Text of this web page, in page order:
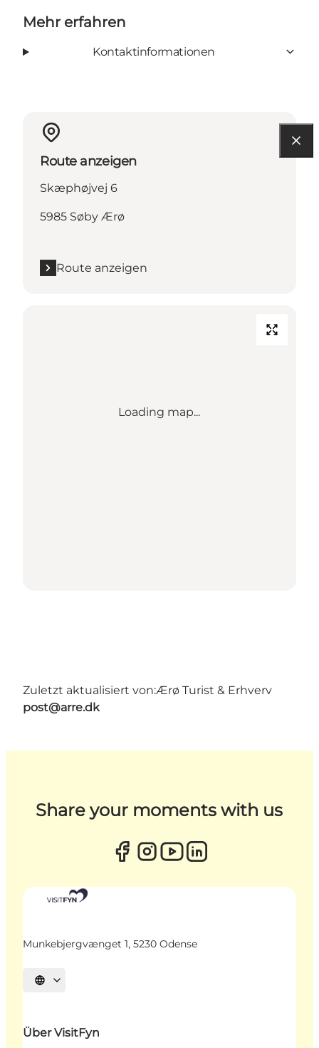
Mehr erfahren
Kontaktinformationen
Route anzeigen
Skæphøjvej 6
5985 Søby Ærø
Route anzeigen
Loading map...
Zuletzt aktualisiert von:Ærø Turist & Erhverv
post@arre.dk
Share your moments with us
Munkebjergvænget 1, 5230 Odense
Sprache auswählen
Über VisitFyn